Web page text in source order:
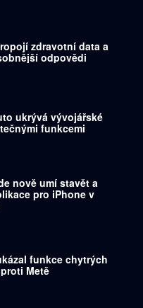
zdravotní data a
odpovědi
ukrývá vývojářské
funkcemi
nově umí stavět a
pro iPhone v
funkce chytrých
Metě